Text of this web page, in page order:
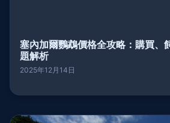
塞內加爾鸚鵡價格全攻略：購買、
題解析
2025年12月14日